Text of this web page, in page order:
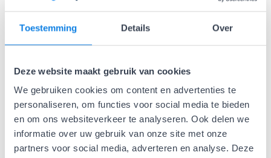
Toestemming Details Over
Deze website maakt gebruik van cookies
We gebruiken cookies om content en advertenties te
personaliseren, om functies voor social media te bieden
en om ons websiteverkeer te analyseren. Ook delen we
informatie over uw gebruik van onze site met onze
partners voor social media, adverteren en analyse. Deze
Play
Bekijk ook de andere Berkey